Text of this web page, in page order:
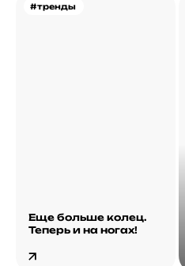
#тренды
Еще больше колец.
Теперь и на ногах!